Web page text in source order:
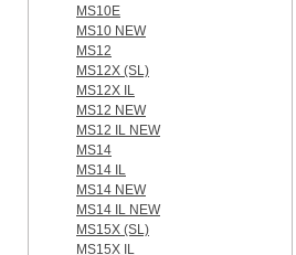
MS10E
MS10 NEW
MS12
MS12X (SL)
MS12X IL
MS12 NEW
MS12 IL NEW
MS14
MS14 IL
MS14 NEW
MS14 IL NEW
MS15X (SL)
MS15X IL